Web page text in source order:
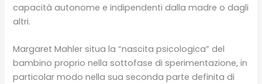
capacità autonome e indipendenti dalla madre o dagli
altri.
Margaret Mahler situa la “nascita psicologica” del
bambino proprio nella sottofase di sperimentazione, in
particolar modo nella sua seconda parte definita di